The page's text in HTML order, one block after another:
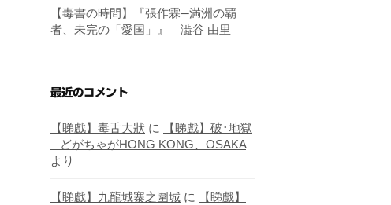
【毒書の時間】『張作霖─満洲の覇
者、未完の「愛国」』 澁谷 由里
最近のコメント
【睇戲】毒舌大狀 に
【睇戲】破･地獄
– どがちゃがHONG KONG、OSAKA
より
【睇戲】九龍城寨之圍城 に
【睇戲】